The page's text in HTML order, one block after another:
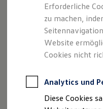
Leasing
Leasing-
Junge
Elektroauto
Leasing
Autokredit
Versicherungen
Kfz-
Eine
neue
ID. Polo
Erforderliche
zu machen,
Website
Cookies nicht
Analytics und
Diese Cookies